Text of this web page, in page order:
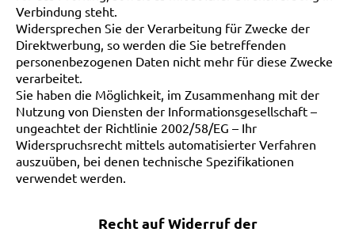
Verbindung steht.
Widersprechen Sie der Verarbeitung für Zwecke der
Direktwerbung, so werden die Sie betreffenden
personenbezogenen Daten nicht mehr für diese Zwecke
verarbeitet.
Sie haben die Möglichkeit, im Zusammenhang mit der
Nutzung von Diensten der Informationsgesellschaft –
ungeachtet der Richtlinie 2002/58/EG – Ihr
Widerspruchsrecht mittels automatisierter Verfahren
auszuüben, bei denen technische Spezifikationen
verwendet werden.
Recht auf Widerruf der